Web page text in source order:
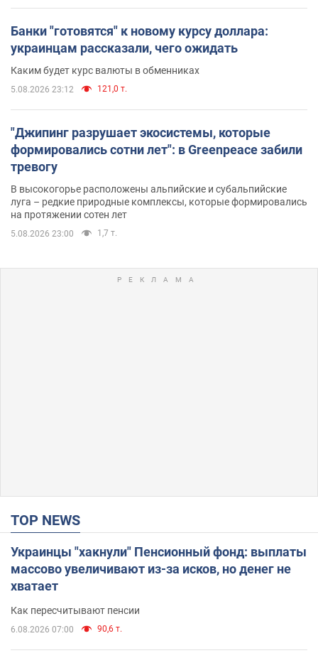
Банки "готовятся" к новому курсу доллара:
украинцам рассказали, чего ожидать
Каким будет курс валюты в обменниках
5.08.2026 23:12 121,0 т.
"Джипинг разрушает экосистемы, которые
формировались сотни лет": в Greenpeace забили
тревогу
В высокогорье расположены альпийские и субальпийские
луга – редкие природные комплексы, которые формировались
на протяжении сотен лет
5.08.2026 23:00 1,7 т.
TOP NEWS
Украинцы "хакнули" Пенсионный фонд: выплаты
массово увеличивают из-за исков, но денег не
хватает
Как пересчитывают пенсии
6.08.2026 07:00 90,6 т.